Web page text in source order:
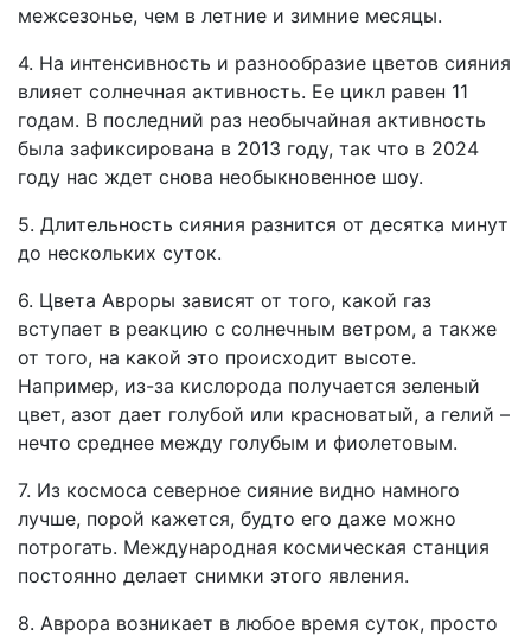
межсезонье, чем в летние и зимние месяцы.
4. На интенсивность и разнообразие цветов сияния
влияет солнечная активность. Ее цикл равен 11
годам. В последний раз необычайная активность
была зафиксирована в 2013 году, так что в 2024
году нас ждет снова необыкновенное шоу.
5. Длительность сияния разнится от десятка минут
до нескольких суток.
6. Цвета Авроры зависят от того, какой газ
вступает в реакцию с солнечным ветром, а также
от того, на какой это происходит высоте.
Например, из-за кислорода получается зеленый
цвет, азот дает голубой или красноватый, а гелий –
нечто среднее между голубым и фиолетовым.
7. Из космоса северное сияние видно намного
лучше, порой кажется, будто его даже можно
потрогать. Международная космическая станция
постоянно делает снимки этого явления.
8. Аврора возникает в любое время суток, просто